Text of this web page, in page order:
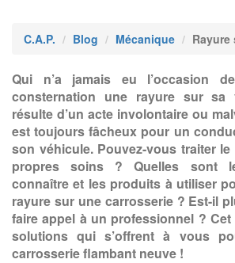
C.A.P. Blog Mécanique Rayure
Qui n’a jamais eu l’occasion
consternation une rayure sur sa
résulte d’un acte involontaire ou
est toujours fâcheux pour un
son véhicule. Pouvez-vous traiter
propres soins ? Quelles sont
connaître et les produits à utiliser
rayure sur une carrosserie ? Est-il
faire appel à un professionnel ?
solutions qui s’offrent à vous
carrosserie flambant neuve !